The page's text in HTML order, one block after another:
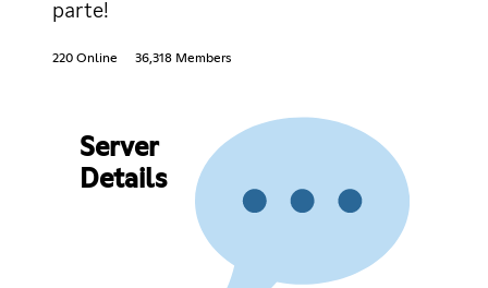
parte!
220 Online 36,318 Members
Server
Details